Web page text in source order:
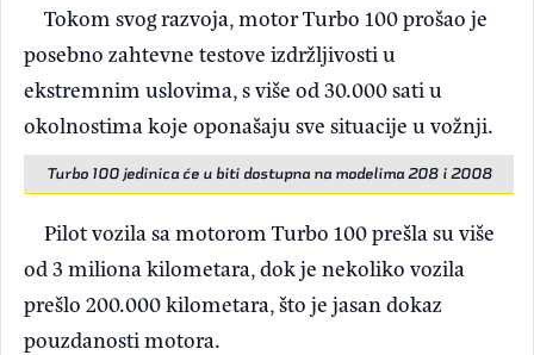
Tokom svog razvoja, motor Turbo 100 prošao je
posebno zahtevne testove izdržljivosti u
ekstremnim uslovima, s više od 30.000 sati u
okolnostima koje oponašaju sve situacije u vožnji.
Turbo 100 jedinica će u biti dostupna na modelima 208 i 2008
Pilot vozila sa motorom Turbo 100 prešla su više
od 3 miliona kilometara, dok je nekoliko vozila
prešlo 200.000 kilometara, što je jasan dokaz
pouzdanosti motora.